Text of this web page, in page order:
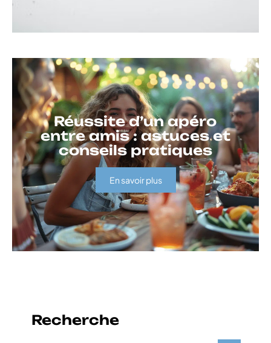
Réussite d’un apéro
entre amis : astuces et
conseils pratiques
En savoir plus
Recherche